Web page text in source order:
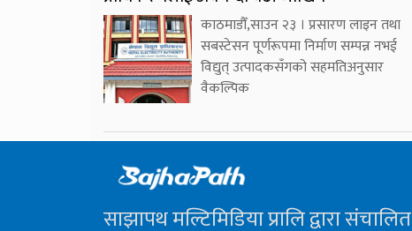
काठमाडौँ,साउन २३ । प्रसारण लाइन तथा
सबस्टेसन पूर्णरूपमा निर्माण सम्पन्न नभई
विद्युत् उत्पादकसँगको सहमतिअनुसार
वैकल्पिक
साझापथ मल्टिमिडिया प्रालि द्वारा संचालित